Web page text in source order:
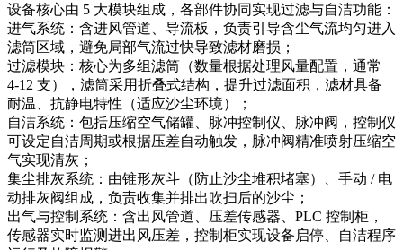
设备核心由 5 大模块组成，各部件协同实现过滤与自洁功能：
进气系统：含进风管道、导流板，负责引导含尘气流均匀进入
滤筒区域，避免局部气流过快导致滤材磨损；
过滤模块：核心为多组滤筒（数量根据处理风量配置，通常
4-12 支），滤筒采用折叠式结构，提升过滤面积，滤材具备
耐温、抗静电特性（适应沙尘环境）；
自洁系统：包括压缩空气储罐、脉冲控制仪、脉冲阀，控制仪
可设定自洁周期或根据压差自动触发，脉冲阀精准喷射压缩空
气实现清灰；
集尘排灰系统：由锥形灰斗（防止沙尘堆积堵塞）、手动 / 电
动排灰阀组成，负责收集并排出吹扫后的沙尘；
出气与控制系统：含出风管道、压差传感器、PLC 控制柜，
传感器实时监测进出风压差，控制柜实现设备启停、自洁程序